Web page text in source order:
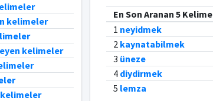
kelimeler
kelimeler
kelimeler
En Son Aranan 5 Kelime
1 neyidmek
2 kaynatabilmek
3 üneze
4 diydirmek
5 lemza